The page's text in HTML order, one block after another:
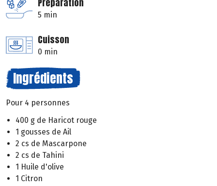
5 min
Cuisson
0 min
Ingrédients
Pour 4 personnes
400 g de Haricot rouge
1 gousses de Ail
2 cs de Mascarpone
2 cs de Tahini
1 Huile d'olive
1 Citron